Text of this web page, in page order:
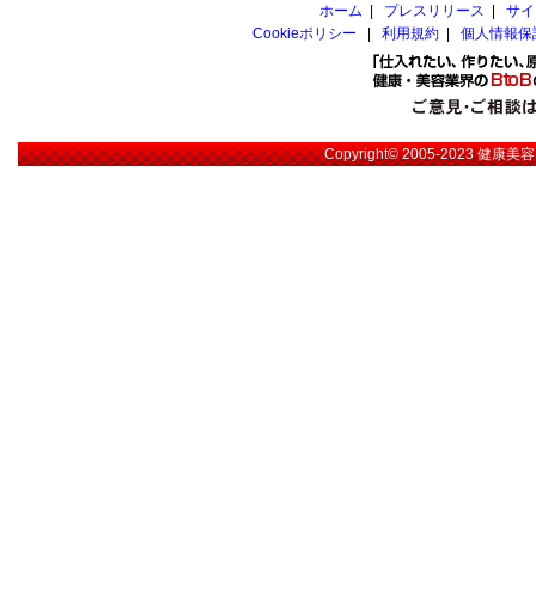
ホーム
プレスリリース
サ
Cookieポリシー
利用規約 個人情報
Copyright© 2005-2023健康美